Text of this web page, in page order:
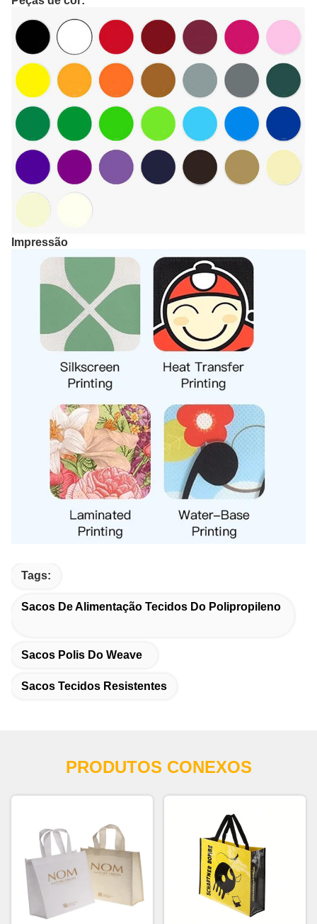
Impressão
Tags:
Sacos De Alimentação Tecidos Do Polipropileno
Sacos Polis Do Weave
Sacos Tecidos Resistentes
PRODUTOS CONEXOS